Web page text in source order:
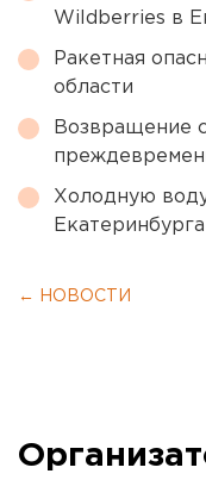
Wildberries в
Ракетная
области
Возвращение
Холодную
Екатеринбурга
← НОВОСТИ